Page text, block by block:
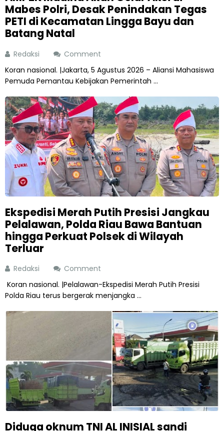
Mabes Polri, Desak Penindakan Tegas
PETI di Kecamatan Lingga Bayu dan
Batang Natal
Redaksi
Comment
Koran nasional. |Jakarta, 5 Agustus 2026 – Aliansi Mahasiswa
Pemuda Pemantau Kebijakan Pemerintah ...
Ekspedisi Merah Putih Presisi Jangkau
Pelalawan, Polda Riau Bawa Bantuan
hingga Perkuat Polsek di Wilayah
Terluar
Redaksi
Comment
Koran nasional. |Pelalawan-Ekspedisi Merah Putih Presisi
Polda Riau terus bergerak menjangka ...
Diduga oknum TNI AL INISIAL sandi